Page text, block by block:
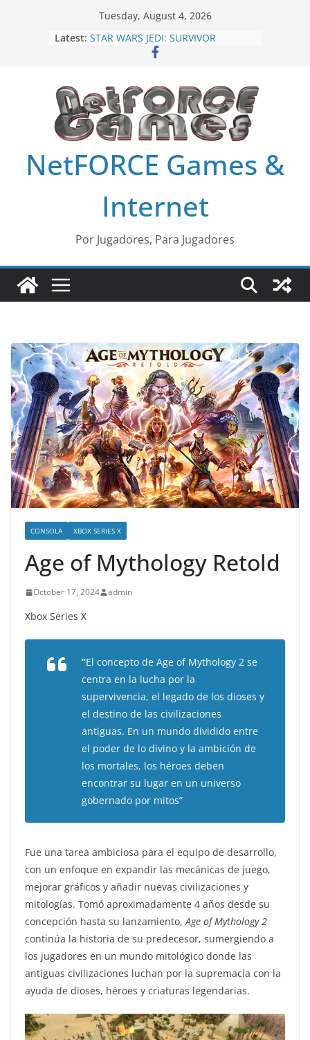
Tuesday, August 4, 2026
Latest: STAR WARS JEDI: SURVIVOR
MLB The Show 24
Fornite Capitulo 5 Temporada 4,
Alerta: Doom
NetFORCE Games &
Internet
Por Jugadores, Para Jugadores
CONSOLA XBOX SERIES X
Age of Mythology Retold
October 17, 2024 admin
Xbox Series X
“El concepto de Age of Mythology 2 se
centra en la lucha por la
supervivencia, el legado de los dioses y
el destino de las civilizaciones
antiguas. En un mundo dividido entre
el poder de lo divino y la ambición de
los mortales, los héroes deben
encontrar su lugar en un universo
gobernado por mitos”
Fue una tarea ambiciosa para el equipo de desarrollo,
con un enfoque en expandir las mecánicas de juego,
mejorar gráficos y añadir nuevas civilizaciones y
mitologías. Tomó aproximadamente 4 años desde su
concepción hasta su lanzamiento,Age of Mythology 2
continúa la historia de su predecesor, sumergiendo a
los jugadores en un mundo mitológico donde las
antiguas civilizaciones luchan por la supremacía con la
ayuda de dioses, héroes y criaturas legendarias.